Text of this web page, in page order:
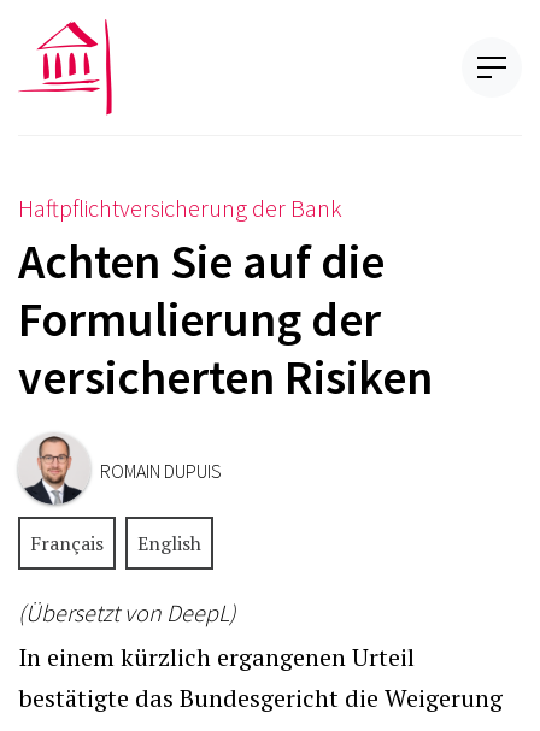
Haftpflichtversicherung der Bank
Achten Sie auf die
Formulierung der
versicherten Risiken
ROMAIN DUPUIS
Français English
(Übersetzt von DeepL)
In einem kürzlich ergangenen Urteil
bestätigte das Bundesgericht die Weigerung